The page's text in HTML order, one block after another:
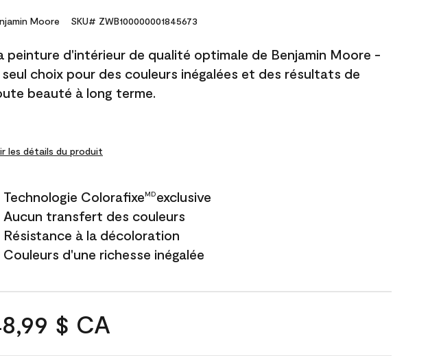
Moore SKU# ZWB100000001845673
peinture d'intérieur de qualité optimale de Benjamin Moore -
seul choix pour des couleurs inégalées et des résultats de
beauté à long terme.
les détails du produit
Technologie ColorafixeMDexclusive
Aucun transfert des couleurs
Résistance à la décoloration
Couleurs d'une richesse inégalée
$ CA